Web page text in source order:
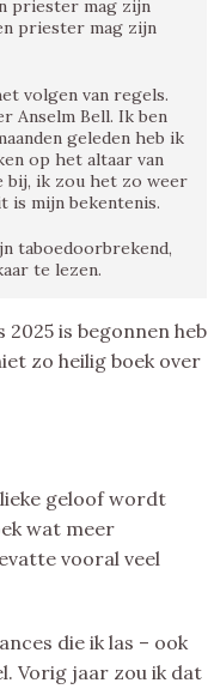
priester mag zijn
priester mag zijn
volgen van regels.
Anselm Bell. Ik ben
geleden heb ik
op het altaar van
bij, ik zou het zo weer
is mijn bekentenis.
taboedoorbrekend,
te lezen.
is begonnen heb
zo heilig boek over
geloof wordt
wat meer
vooral veel
die ik las – ook
Vorig jaar zou ik dat